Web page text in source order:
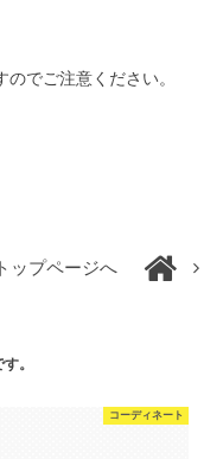
でご注意ください。
トップページへ
。
コーディネート